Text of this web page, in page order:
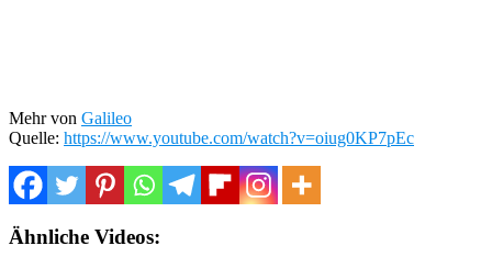
Mehr von Galileo
Quelle: https://www.youtube.com/watch?v=oiug0KP7pEc
Ähnliche Videos: